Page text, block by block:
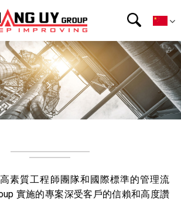
素質工程師團隊和國際標準的管理流
實施的專案深受客戶的信賴和高度讚